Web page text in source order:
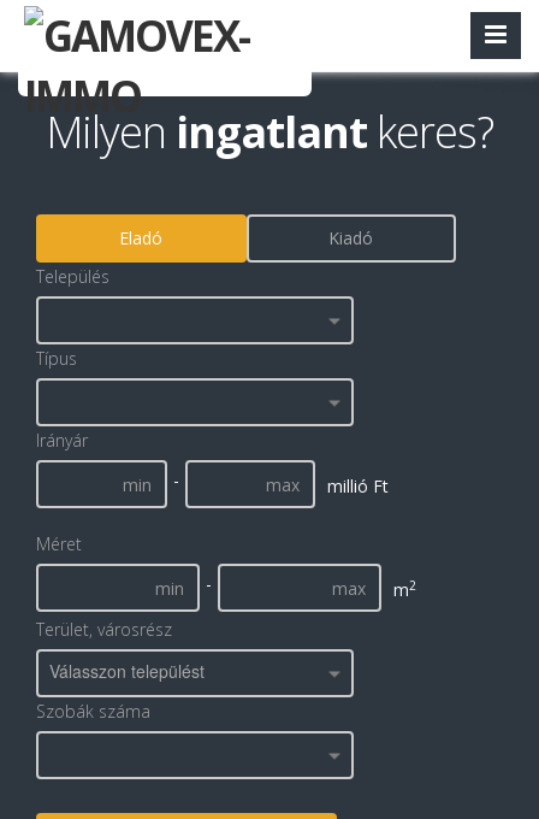
Milyen ingatlant keres?
Eladó
Kiadó
Település
Típus
Irányár
-
millió Ft
Méret
-
m2
Terület, városrész
Válasszon települést
Szobák száma